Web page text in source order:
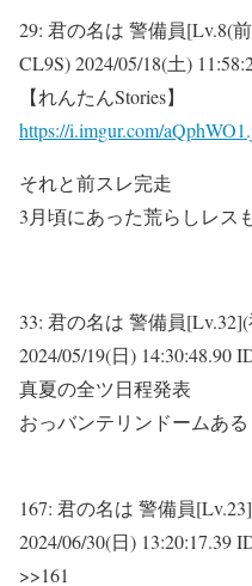
29: 君の名は 警備員[Lv.8(
CL9S)2024/05/18(土)
【れんたんStories】
https://i.imgur.com/
それと前スレ完走
3月頃にあった荒らしレス
33: 君の名は 警備員
2024/05/19(日) 14:30:48.90
真夏の全ツ日程発表
おっバンテリンドームあ
167: 君の名は 警備員
2024/06/30(日) 13:20:17.39
>>161